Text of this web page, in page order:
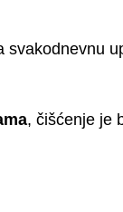
svakodnevnu
, čišćenje je